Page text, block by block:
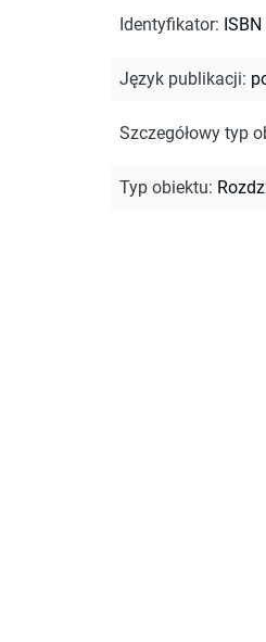
Identyfikator:
Język publikacji:
Szczegółowy typ
Typ obiektu: